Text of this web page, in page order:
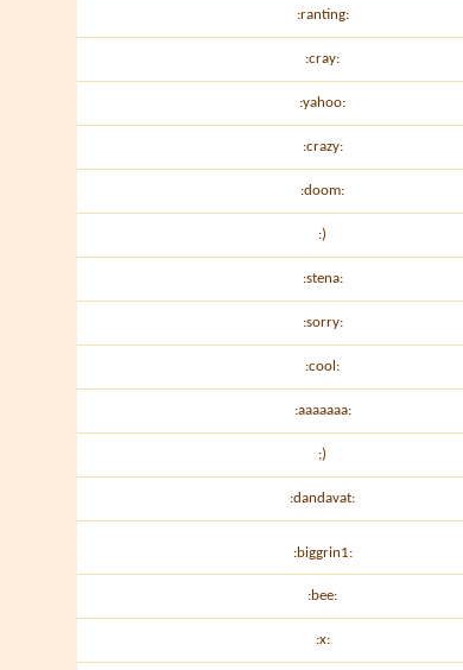
:ranting:
:cray:
:yahoo:
:crazy:
:doom:
:)
:stena:
:sorry:
:cool:
:aaaaaaa:
;)
:dandavat:
:biggrin1:
:bee:
:х: